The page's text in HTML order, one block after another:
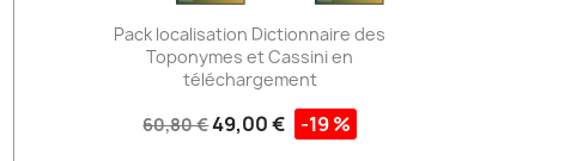
Pack localisation Dictionnaire des
Toponymes et Cassini en
téléchargement
60,80 €49,00 € -19 %